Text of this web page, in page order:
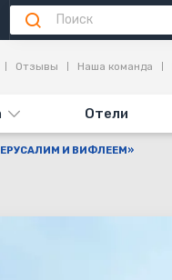
Отели
Отзывы Наша команда
И ВИФЛЕЕМ»